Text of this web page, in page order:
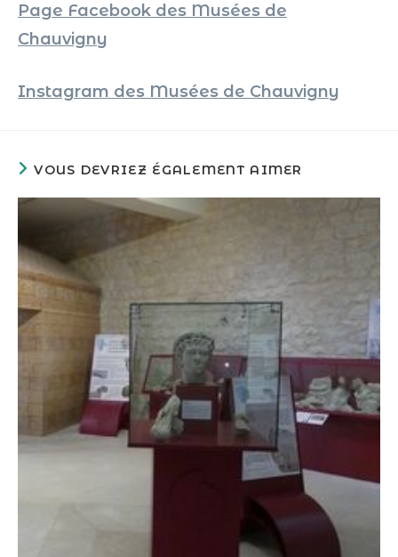
Page Facebook des Musées de
Chauvigny
Instagram des Musées de Chauvigny
VOUS DEVRIEZ ÉGALEMENT AIMER